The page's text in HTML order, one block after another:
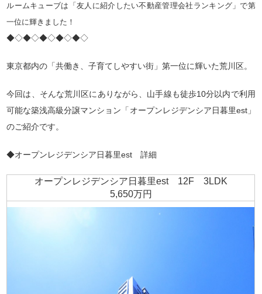
ルームキューブは「友人に紹介したい不動産管理会社ランキング」で第
一位に輝きました！
◆◇◆◇◆◇◆◇◆◇
東京都内の「共働き、子育てしやすい街」第一位に輝いた荒川区。
今回は、そんな荒川区にありながら、山手線も徒歩10分以内で利用
可能な築浅高級分譲マンション「オープンレジデンシア日暮里est」
のご紹介です。
◆オープンレジデンシア日暮里est 詳細
オープンレジデンシア日暮里est 12F 3LDK
5,650万円